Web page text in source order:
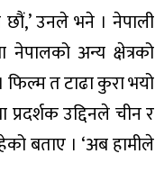
उनले भने । नेपाली
अन्य क्षेत्रको
फिल्म त टाढा कुरा भयो
उद्दिनले चीन र
बताए । ‘अब हामीले